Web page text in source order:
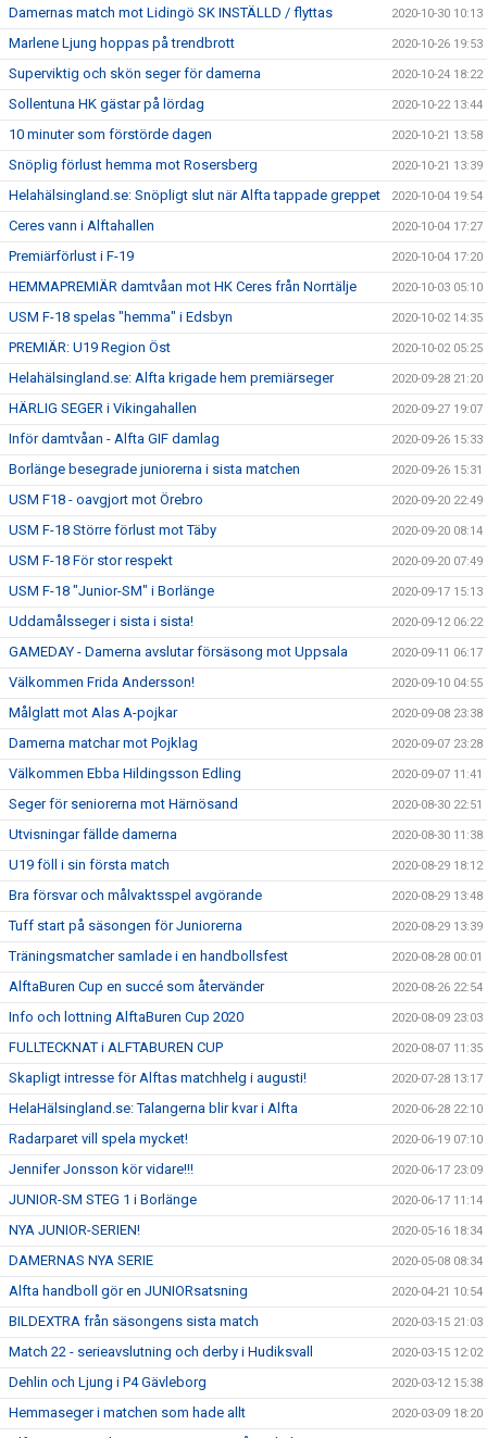
Damernas match mot Lidingö SK INSTÄLLD / flyttas 2020-10-30 10:13
Marlene Ljung hoppas på trendbrott 2020-10-26 19:53
Superviktig och skön seger för damerna 2020-10-24 18:22
Sollentuna HK gästar på lördag 2020-10-22 13:44
10 minuter som förstörde dagen 2020-10-21 13:58
Snöplig förlust hemma mot Rosersberg 2020-10-21 13:39
Helahälsingland.se: Snöpligt slut när Alfta tappade greppet 2020-10-04 19:54
Ceres vann i Alftahallen 2020-10-04 17:27
Premiärförlust i F-19 2020-10-04 17:20
HEMMAPREMIÄR damtvåan mot HK Ceres från Norrtälje 2020-10-03 05:10
USM F-18 spelas "hemma" i Edsbyn 2020-10-02 14:35
PREMIÄR: U19 Region Öst 2020-10-02 05:25
Helahälsingland.se: Alfta krigade hem premiärseger 2020-09-28 21:20
HÄRLIG SEGER i Vikingahallen 2020-09-27 19:07
Inför damtvåan - Alfta GIF damlag 2020-09-26 15:33
Borlänge besegrade juniorerna i sista matchen 2020-09-26 15:31
USM F18 - oavgjort mot Örebro 2020-09-20 22:49
USM F-18 Större förlust mot Täby 2020-09-20 08:14
USM F-18 För stor respekt 2020-09-20 07:49
USM F-18 "Junior-SM" i Borlänge 2020-09-17 15:13
Uddamålsseger i sista i sista! 2020-09-12 06:22
GAMEDAY - Damerna avslutar försäsong mot Uppsala 2020-09-11 06:17
Välkommen Frida Andersson! 2020-09-10 04:55
Målglatt mot Alas A-pojkar 2020-09-08 23:38
Damerna matchar mot Pojklag 2020-09-07 23:28
Välkommen Ebba Hildingsson Edling 2020-09-07 11:41
Seger för seniorerna mot Härnösand 2020-08-30 22:51
Utvisningar fällde damerna 2020-08-30 11:38
U19 föll i sin första match 2020-08-29 18:12
Bra försvar och målvaktsspel avgörande 2020-08-29 13:48
Tuff start på säsongen för Juniorerna 2020-08-29 13:39
Träningsmatcher samlade i en handbollsfest 2020-08-28 00:01
AlftaBuren Cup en succé som återvänder 2020-08-26 22:54
Info och lottning AlftaBuren Cup 2020 2020-08-09 23:03
FULLTECKNAT i ALFTABUREN CUP 2020-08-07 11:35
Skapligt intresse för Alftas matchhelg i augusti! 2020-07-28 13:17
HelaHälsingland.se: Talangerna blir kvar i Alfta 2020-06-28 22:10
Radarparet vill spela mycket! 2020-06-19 07:10
Jennifer Jonsson kör vidare!!! 2020-06-17 23:09
JUNIOR-SM STEG 1 i Borlänge 2020-06-17 11:14
NYA JUNIOR-SERIEN! 2020-05-16 18:34
DAMERNAS NYA SERIE 2020-05-08 08:34
Alfta handboll gör en JUNIORsatsning 2020-04-21 10:54
BILDEXTRA från säsongens sista match 2020-03-15 21:03
Match 22 - serieavslutning och derby i Hudiksvall 2020-03-15 12:02
Dehlin och Ljung i P4 Gävleborg 2020-03-12 15:38
Hemmaseger i matchen som hade allt 2020-03-09 18:20